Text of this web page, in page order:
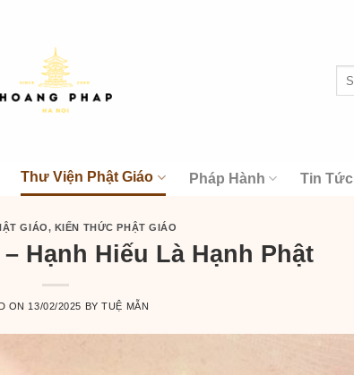
Thư Viện Phật Giáo Pháp Hành Tin Tức
GIÁO, KIẾN THỨC PHẬT GIÁO
Hạnh Hiếu Là Hạnh Phật
ON 13/02/2025 BYTUỆ MẪN